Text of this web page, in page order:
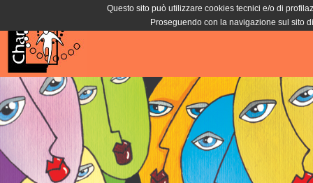
Questo sito può utilizzare cookies tecnici e/o di
Proseguendo con la navigazione sul sito